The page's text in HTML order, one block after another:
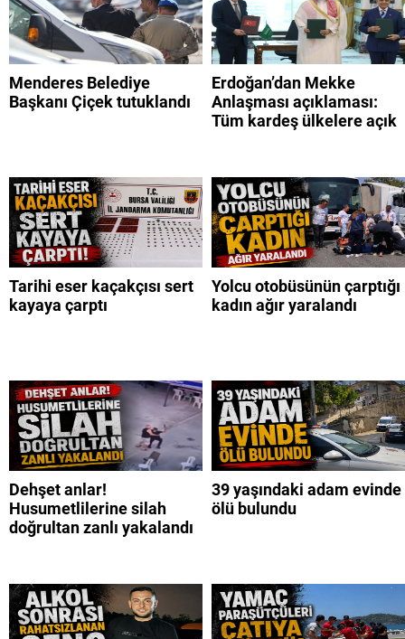
Menderes Belediye
Başkanı Çiçek tutuklandı
Erdoğan’dan Mekke
Anlaşması açıklaması:
Tüm kardeş ülkelere açık
Tarihi eser kaçakçısı sert
kayaya çarptı
Yolcu otobüsünün çarptığı
kadın ağır yaralandı
Dehşet anlar!
Husumetlilerine silah
doğrultan zanlı yakalandı
39 yaşındaki adam evinde
ölü bulundu